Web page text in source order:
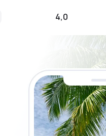
4,0